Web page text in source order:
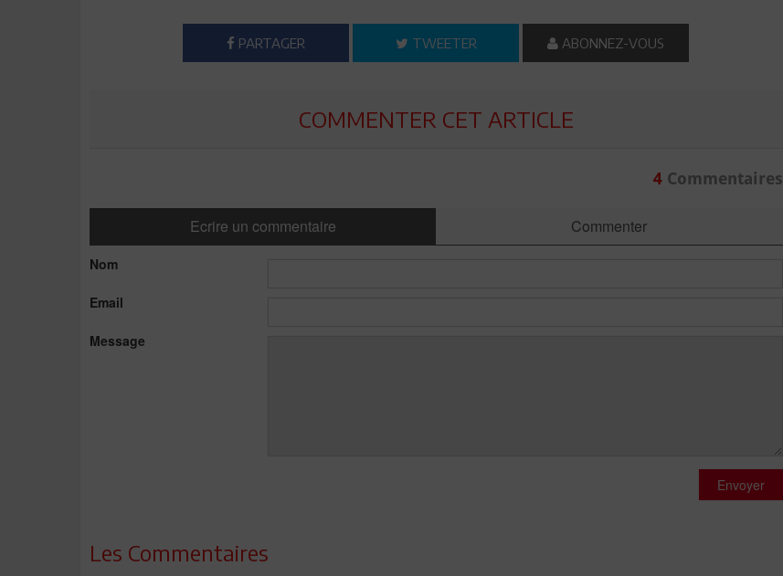
PARTAGER TWEETER ABONNEZ-VOUS
COMMENTER CET ARTICLE
4Commentaires
Ecrire un commentaire Commenter
Nom
Email
Message
Envoyer
Les Commentaires